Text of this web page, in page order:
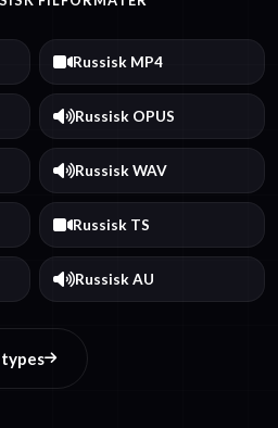
Russisk MP4
Russisk OPUS
Russisk WAV
Russisk TS
Russisk AU